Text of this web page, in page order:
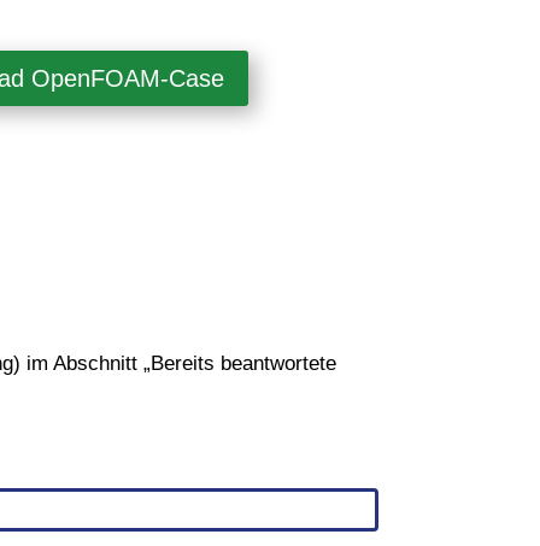
OpenFOAM-Case
im Abschnitt „Bereits beantwortete